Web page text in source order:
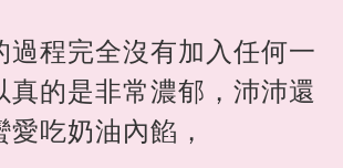
過程完全沒有加入任何一
真的是非常濃郁，沛沛還
愛吃奶油內餡，